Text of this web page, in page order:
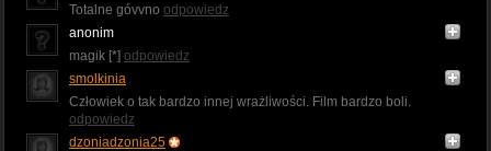
Totalne góvvno odpowiedz
anonim
magik [*] odpowiedz
smolkinia
Człowiek o tak bardzo innej wrażliwości. Film bardzo boli.
odpowiedz
dzoniadzonia25